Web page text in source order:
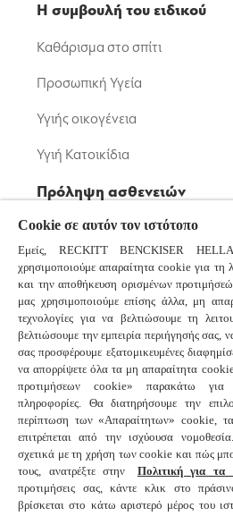
Η συμβουλή του ειδικού
Καθάρισμα στο σπίτι
Προσωπική Υγεία
Υγιής οικογένεια
Υγιή Κατοικίδια
Πρόληψη ασθενειών
Μικρόβια: Βακτήρια και Ιοί
Κορονοϊός
Κοινό Κρυολόγημα και Γρίπη
Συχνές ερωτήσεις
Συνδεθείτε μαζί μας
© 2025 Reckitt Benckiser - All
Επικοινωνήστε μαζί μας
Cookie σε αυτόν τον ιστότοπο
Εμείς, RECKITT BENCKISER
χρησιμοποιούμε απαραίτητα cookie για τη
και την αποθήκευση ορισμένων
μας χρησιμοποιούμε επίσης άλλα, μη
τεχνολογίες για να βελτιώσουμε τη
βελτιώσουμε την εμπειρία περιήγησής σας,
σας προσφέρουμε εξατομικευμένες
να απορρίψετε όλα τα μη απαραίτητα cookie
προτιμήσεων cookie» παρακάτω για
πληροφορίες. Θα διατηρήσουμε την
περίπτωση των «Απαραίτητων» cookie,
επιτρέπεται από την ισχύουσα
σχετικά με τη χρήση των cookie και πώς
τους, ανατρέξτε στην
Πολιτική για τα
προτιμήσεις σας, κάντε κλικ στο
βρίσκεται στο κάτω αριστερό μέρος του